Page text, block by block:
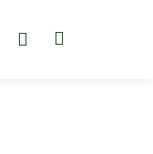
ZUBNÉ PASTY
HľadaťPrihlásenie